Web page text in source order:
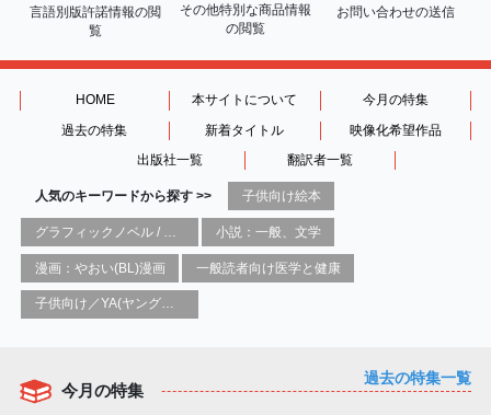
言語別版許諾情報の閲
覧
その他特別な商品情報
の閲覧
お問い合わせの送信
HOME 本サイトについて
今月の特集
過去の特集
新着タイトル
映像化希望作品
出版社一覧
翻訳者一覧
人気のキーワードから探す >> 子供向け絵本
小説：一般、文学
漫画：やおい(BL)漫画 一般読者向け医学と健康
子供向け／YA(ヤングアダルト)向け一般：芸術&芸術家
過去の特集一覧
今月の特集